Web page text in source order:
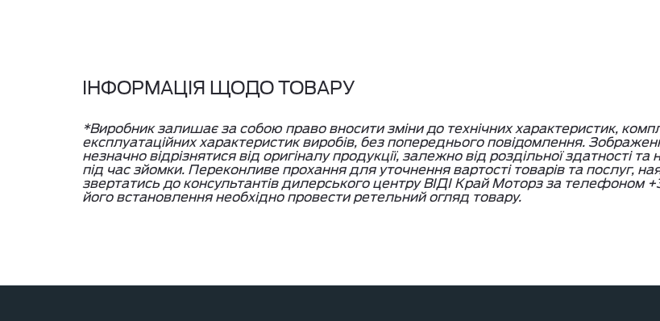
ІНФОРМАЦІЯ ЩОДО ТОВАРУ
*Виробник залишає за собою право вносити зміни до технічних характеристик,
експлуатаційних характеристик виробів, без попереднього повідомлення.
незначно відрізнятися від оригіналу продукції, залежно від роздільної здатності
під час зйомки. Переконливе прохання для уточнення вартості товарів та послуг,
звертатись до консультантів дилерського центру ВІДІ Край Моторз за
його встановлення необхідно провести ретельний огляд товару.